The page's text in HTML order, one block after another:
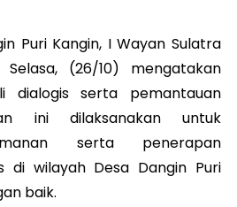
Puri Kangin, I Wayan Sulatra
(26/10) mengatakan
dialogis serta pemantauan
ini dilaksanakan untuk
serta penerapan
di wilayah Desa Dangin Puri
baik.